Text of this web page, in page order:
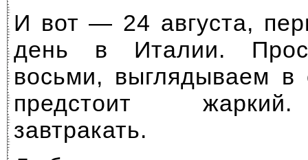
И вот — 24 августа,
день в Италии.
восьми, выглядываем в
предстоит
завтракать.